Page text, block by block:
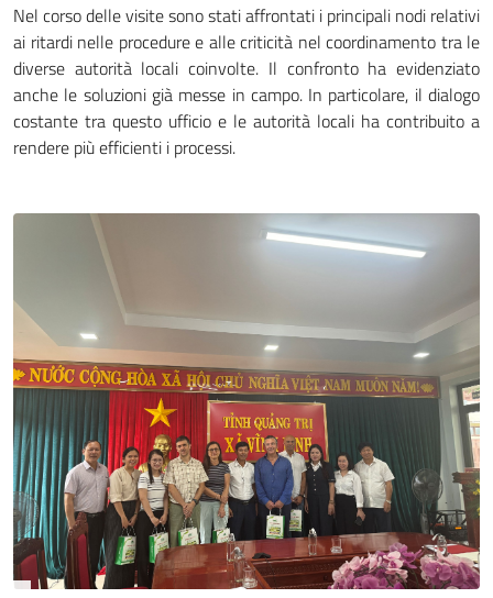
Nel corso delle visite sono stati affrontati i principali nodi relativi
ai ritardi nelle procedure e alle criticità nel coordinamento tra le
diverse autorità locali coinvolte. Il confronto ha evidenziato
anche le soluzioni già messe in campo. In particolare, il dialogo
costante tra questo ufficio e le autorità locali ha contribuito a
rendere più efficienti i processi.